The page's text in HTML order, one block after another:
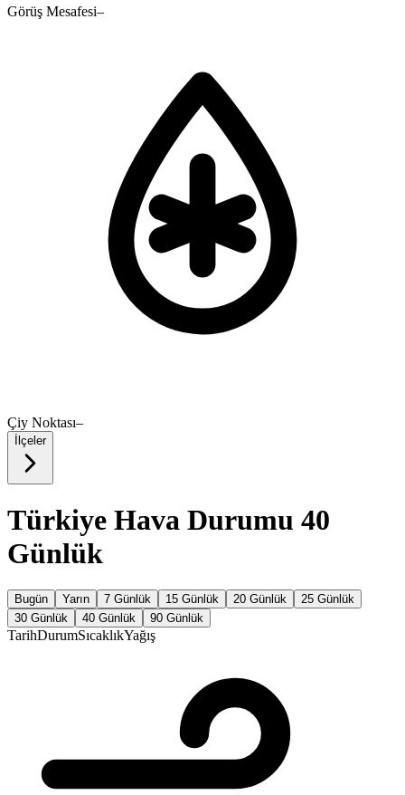
Görüş Mesafesi–
Çiy Noktası–
İlçeler
Türkiye Hava Durumu 40
Günlük
Bugün Yarın 7 Günlük 15 Günlük 20 Günlük
25 Günlük
30 Günlük
40 Günlük 90 Günlük
TarihDurumSıcaklıkYağış